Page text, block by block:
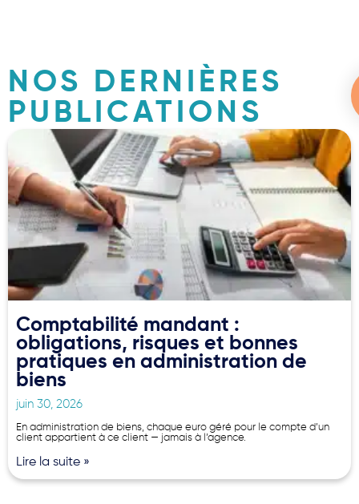
NOS DERNIÈRES
PUBLICATIONS
Comptabilité mandant :
obligations, risques et bonnes
pratiques en administration de
biens
juin 30, 2026
En administration de biens, chaque euro géré pour le compte d’un
client appartient à ce client — jamais à l’agence.
Lire la suite »